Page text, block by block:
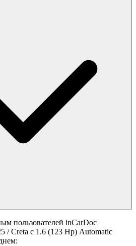
пользователей inCarDoc
/ Creta с 1.6 (123 Hp) Automatic